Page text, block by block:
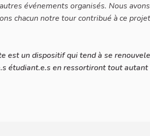
événements organisés. Nous
chacun notre tour contribué à ce
est un dispositif qui tend à se
étudiant.e.s en ressortiront tout autant